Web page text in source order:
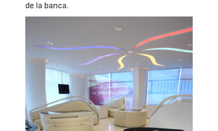
de la banca.